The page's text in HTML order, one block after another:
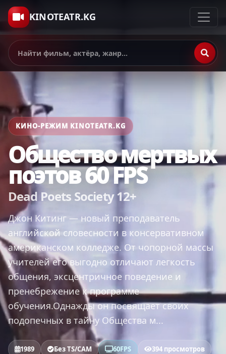
KINOTEATR.KG
КИНО-РЕЖИМ KINOTEATR.KG
Общество мертвых
поэтов 60 FPS
Dead Poets Society 12+
Джон Китинг — новый преподаватель
английской словесности в консервативном
американском колледже. От чопорной массы
учителей его выгодно отличают легкость
общения, эксцентричное поведение и
пренебрежение к программе
обучения.Однажды он посвящает своих
подопечных в тайну Общества м...
1989 Без TS/CAM 60FPS 394 просмотров